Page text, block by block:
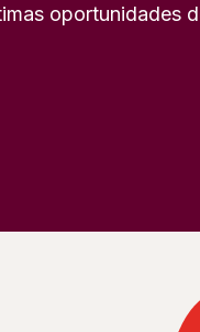
oportunidades